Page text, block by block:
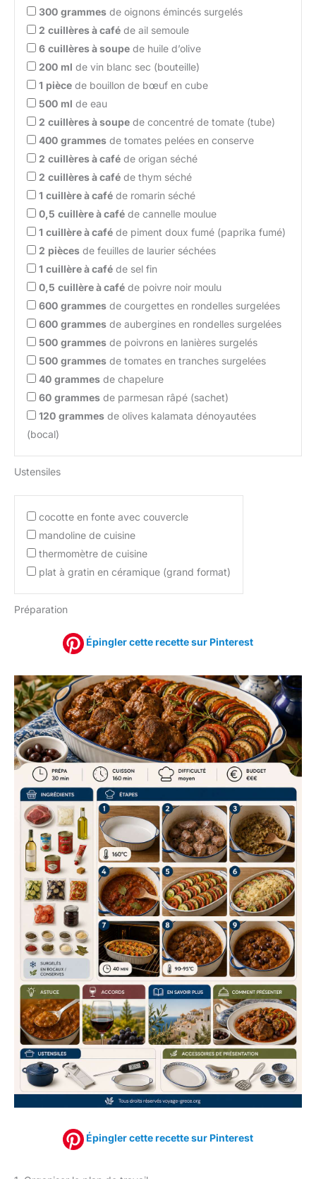
300 grammes de oignons émincés surgelés
2 cuillères à café de ail semoule
6 cuillères à soupe de huile d’olive
200 ml de vin blanc sec (bouteille)
1 pièce de bouillon de bœuf en cube
500 ml de eau
2 cuillères à soupe de concentré de tomate (tube)
400 grammes de tomates pelées en conserve
2 cuillères à café de origan séché
2 cuillères à café de thym séché
1 cuillère à café de romarin séché
0,5 cuillère à café de cannelle moulue
1 cuillère à café de piment doux fumé (paprika fumé)
2 pièces de feuilles de laurier séchées
1 cuillère à café de sel fin
0,5 cuillère à café de poivre noir moulu
600 grammes de courgettes en rondelles surgelées
600 grammes de aubergines en rondelles surgelées
500 grammes de poivrons en lanières surgelés
500 grammes de tomates en tranches surgelées
40 grammes de chapelure
60 grammes de parmesan râpé (sachet)
120 grammes de olives kalamata dénoyautées
(bocal)
Ustensiles
cocotte en fonte avec couvercle
mandoline de cuisine
thermomètre de cuisine
plat à gratin en céramique (grand format)
Préparation
Épingler cette recette sur Pinterest
Épingler cette recette sur Pinterest